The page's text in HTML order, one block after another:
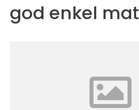
god enkel mat